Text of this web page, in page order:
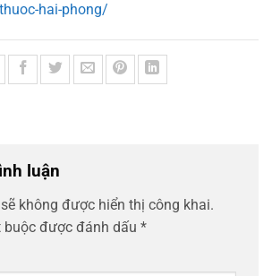
hai-phong/
luận
không được hiển thị công khai.
buộc được đánh dấu *